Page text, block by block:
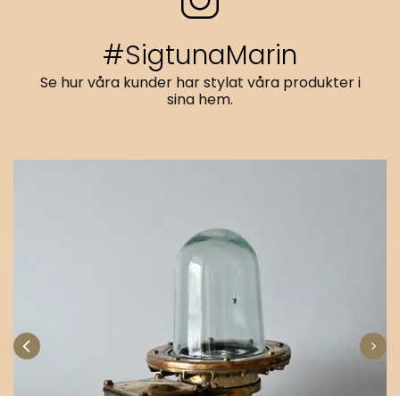
#SigtunaMarin
Se hur våra kunder har stylat våra produkter i
sina hem.